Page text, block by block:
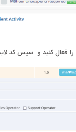
را فعال کنید و سپس کد